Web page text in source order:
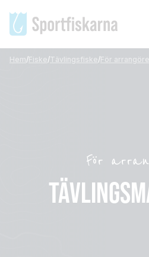
Hem/Fiske/Tävlingsfiske/För
För